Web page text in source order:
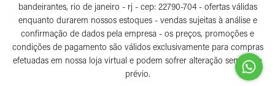
bandeirantes, rio de janeiro - rj - cep: 22790-704 - ofertas válidas
enquanto durarem nossos estoques - vendas sujeitas à análise e
confirmação de dados pela empresa - os preços, promoções e
condições de pagamento são válidos exclusivamente para compras
efetuadas em nossa loja virtual e podem sofrer alteração sem aviso
prévio.